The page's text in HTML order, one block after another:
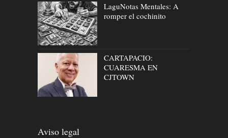
LaguNotas Mentales: A
romper el cochinito
CARTAPACIO:
CUARESMA EN
CJTOWN
Aviso legal